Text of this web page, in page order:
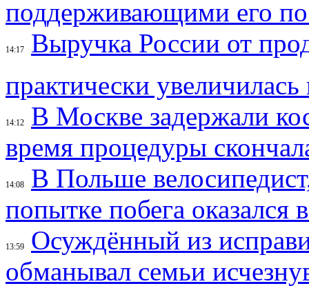
поддерживающими его
14:17
Выручка России от
практически увеличилась
14:12
В Москве задержали
время процедуры
14:08
В Польше
попытке побега оказался
13:59
Осуждённый из
обманывал семьи